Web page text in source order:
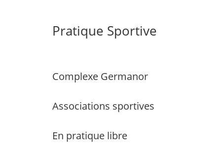
Pratique Sportive
Complexe Germanor
Associations sportives
En pratique libre